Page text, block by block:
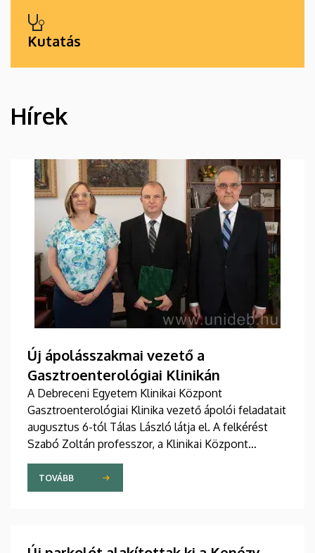
Kutatás
HÍREK
Hírek
Új ápolásszakmai vezető a
Gasztroenterológiai Klinikán
A Debreceni Egyetem Klinikai Központ
Gasztroenterológiai Klinika vezető ápolói feladatait
augusztus 6-tól Tálas László látja el. A felkérést
Szabó Zoltán professzor, a Klinikai Központ
elnöke, valamint Szőllősi Anna ápolási és
szakdolgozói igazgató adta át pénteken
ünnepélyes keretek között az Elnöki Hivatalban.
TOVÁBB